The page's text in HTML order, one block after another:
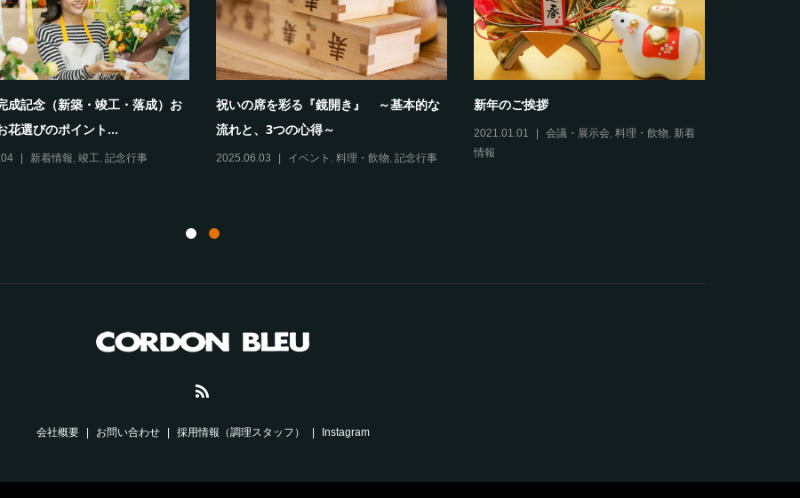
成記念（新築・竣工・落成）お
花選びのポイント...
新着情報, 竣工, 記念行事
祝いの席を彩る『鏡開き』 ～基本的な
流れと、3つの心得～
2025.06.03 イベント , 料理・飲物, 記念行事
新年のご挨拶
2021.01.01 会議・展示会, 料理・飲物, 新着
情報
会社概要 お問い合わせ 採用情報（調理スタッフ） Instagram